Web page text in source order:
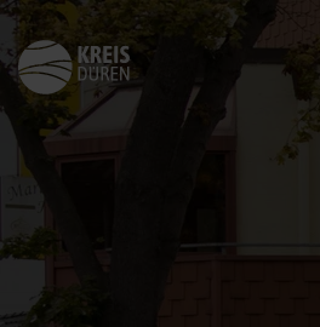
Zurück
zur
Startseite